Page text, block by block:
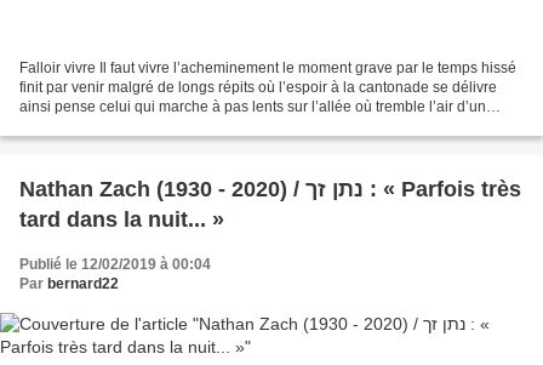
Falloir vivre Il faut vivre l’acheminement le moment grave par le temps hissé
finit par venir malgré de longs répits où l’espoir à la cantonade se délivre
ainsi pense celui qui marche à pas lents sur l’allée où tremble l’air d’un
Nathan Zach (1930 - 2020) / נתן זך : « Parfois très
tard dans la nuit... »
Publié le 12/02/2019 à 00:04
Par bernard22